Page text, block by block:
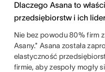
Dlaczego Asana to
przedsiębiorstw i ich
Nie bez powodu 80% firm
Asany.* Asana została
elastyczność
firmie, aby zespoły mogły